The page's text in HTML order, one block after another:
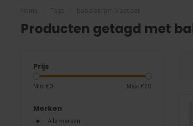
Producten getagd met
Prijs
Min: €0 Max: €20
Merken
Alle merken